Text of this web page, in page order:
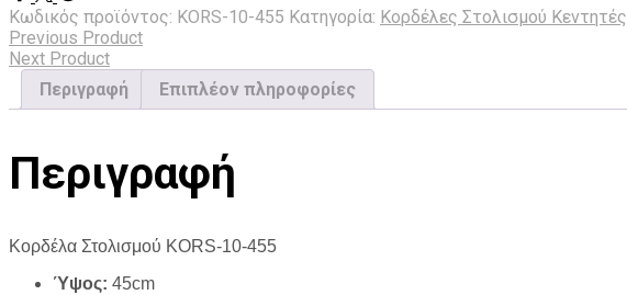
Κωδικός προϊόντος: KORS-10-455 Κατηγορία: Κορδέλες Στολισμού Κεντητές
Previous Product
Next Product
Περιγραφή
Επιπλέον πληροφορίες
Περιγραφή
Κορδέλα Στολισμού KORS-10-455
Ύψος: 45cm